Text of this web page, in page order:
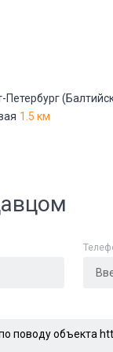
Петербург
1.5 км